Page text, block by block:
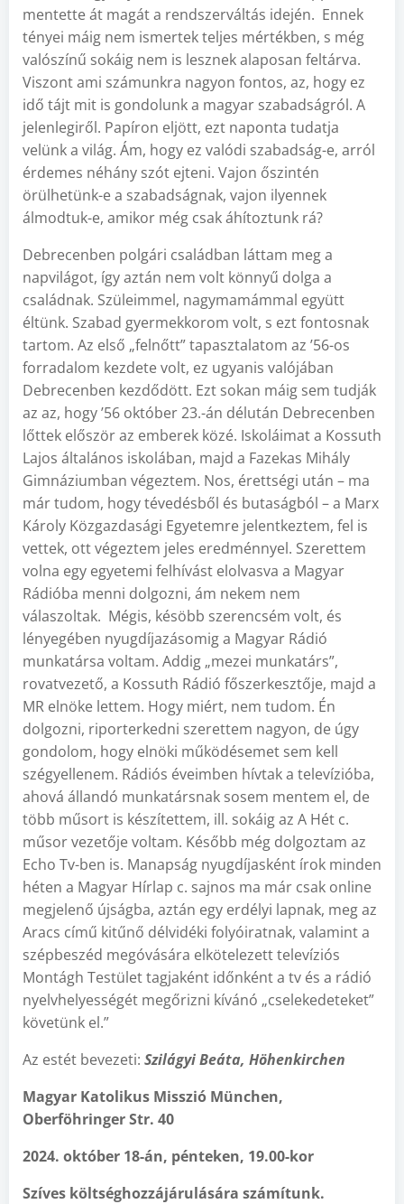
mentette át magát a rendszerváltás idején. Ennek
tényei máig nem ismertek teljes mértékben, s még
valószínű sokáig nem is lesznek alaposan feltárva.
Viszont ami számunkra nagyon fontos, az, hogy ez
idő tájt mit is gondolunk a magyar szabadságról. A
jelenlegiről. Papíron eljött, ezt naponta tudatja
velünk a világ. Ám, hogy ez valódi szabadság-e, arról
érdemes néhány szót ejteni. Vajon őszintén
örülhetünk-e a szabadságnak, vajon ilyennek
álmodtuk-e, amikor még csak áhítoztunk rá?
Debrecenben polgári családban láttam meg a
napvilágot, így aztán nem volt könnyű dolga a
családnak. Szüleimmel, nagymamámmal együtt
éltünk. Szabad gyermekkorom volt, s ezt fontosnak
tartom. Az első „felnőtt” tapasztalatom az ’56-os
forradalom kezdete volt, ez ugyanis valójában
Debrecenben kezdődött. Ezt sokan máig sem tudják
az az, hogy ’56 október 23.-án délután Debrecenben
lőttek először az emberek közé. Iskoláimat a Kossuth
Lajos általános iskolában, majd a Fazekas Mihály
Gimnáziumban végeztem. Nos, érettségi után – ma
már tudom, hogy tévedésből és butaságból – a Marx
Károly Közgazdasági Egyetemre jelentkeztem, fel is
vettek, ott végeztem jeles eredménnyel. Szerettem
volna egy egyetemi felhívást elolvasva a Magyar
Rádióba menni dolgozni, ám nekem nem
válaszoltak. Mégis, késöbb szerencsém volt, és
lényegében nyugdíjazásomig a Magyar Rádió
munkatársa voltam. Addig „mezei munkatárs”,
rovatvezető, a Kossuth Rádió főszerkesztője, majd a
MR elnöke lettem. Hogy miért, nem tudom. Én
dolgozni, riporterkedni szerettem nagyon, de úgy
gondolom, hogy elnöki működésemet sem kell
szégyellenem. Rádiós éveimben hívtak a televízióba,
ahová állandó munkatársnak sosem mentem el, de
több műsort is készítettem, ill. sokáig az A Hét c.
műsor vezetője voltam. Később még dolgoztam az
Echo Tv-ben is. Manapság nyugdíjasként írok minden
héten a Magyar Hírlap c. sajnos ma már csak online
megjelenő újságba, aztán egy erdélyi lapnak, meg az
Aracs című kitűnő délvidéki folyóiratnak, valamint a
szépbeszéd megóvására elkötelezett televíziós
Montágh Testület tagjaként időnként a tv és a rádió
nyelvhelyességét megőrizni kívánó „cselekedeteket”
követünk el.”
Az estét bevezeti: Szilágyi Beáta, Höhenkirchen
Magyar Katolikus Misszió München,
Oberföhringer Str. 40
2024. október 18-án, pénteken, 19.00-kor
Szíves költséghozzájárulására számítunk.